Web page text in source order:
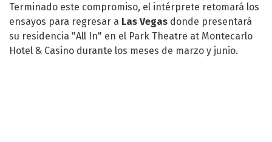
Terminado este compromiso, el intérprete retomará los
ensayos para regresar a Las Vegas donde presentará
su residencia "All In" en el Park Theatre at Montecarlo
Hotel & Casino durante los meses de marzo y junio.